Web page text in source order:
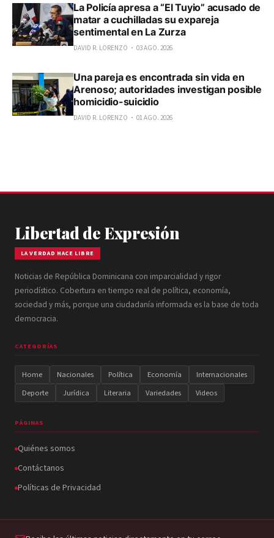
La Policía apresa a “El Tuyio” acusado de
matar a cuchilladas su expareja
sentimental en La Zurza
DAVID R. LORENZO 03 AGO. 2026
Una pareja es encontrada sin vida en
Arenoso; autoridades investigan posible
homicidio-suicidio
DAVID R. LORENZO 01 AGO. 2026
Libertad de Expresión
LA VERDAD HACE LIBRE
Noticias de República Dominicana con imparcialidad y rigor
periodístico. Cobertura en tiempo real de política, economía,
sociedad y más, porque una ciudadanía informada es la base de toda
democracia.
CATEGORÍAS
Home Nacionales Política Economía
Internacionales
Deporte
Jurídica Literaria Variedades Videos
PÁGINAS
Quiénes somos
Contáctanos
Políticas de Privacidad